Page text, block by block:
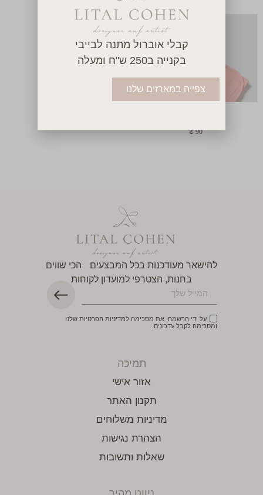
₪ 90
להישאר מעודכנות בכל המבצעים הכי שווים
בחנות, הצטרפי למועדון לקוחות
על ידי הרשמה, את מסכימה למדיניות הפרטיות שלנו
ומסכימה לקבל עדכונים.
תמיכה
אזור אישי
תקנון האתר
מדיניות משלוחים
הצהרת נגישות
שאלות ותשובות
קבלי אוברול מתנה לבייבי
בקנייה ב250 ש"ח ומעלה
צפייה במארזים שלנו